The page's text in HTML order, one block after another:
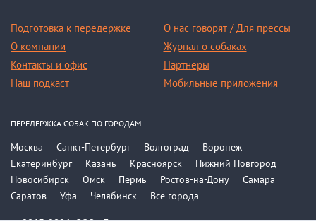
Подготовка к передержке
О компании
Контакты и офис
Наш подкаст
О нас говорят / Для прессы
Журнал о собаках
Партнеры
Мобильные приложения
ПЕРЕДЕРЖКА СОБАК ПО ГОРОДАМ
Москва Санкт-Петербург Волгоград
Воронеж
Екатеринбург
Казань Красноярск
Нижний Новгород
Новосибирск
Омск Пермь Ростов-на-Дону
Самара
Саратов
Уфа Челябинск Все города